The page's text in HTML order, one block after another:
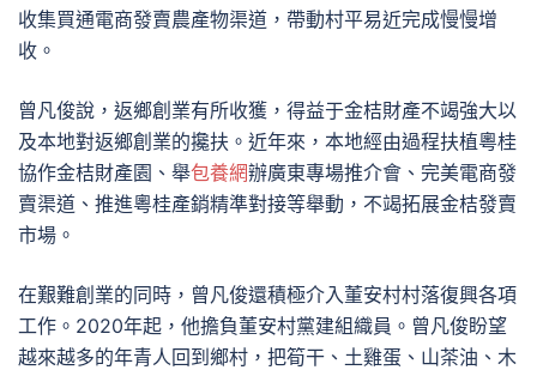
收集買通電商發賣農產物渠道，帶動村平易近完成慢慢增
收。
曾凡俊說，返鄉創業有所收獲，得益于金桔財產不竭強大以
及本地對返鄉創業的攙扶。近年來，本地經由過程扶植粵桂
協作金桔財產園、舉包養網辦廣東專場推介會、完美電商發
賣渠道、推進粵桂產銷精準對接等舉動，不竭拓展金桔發賣
市場。
在艱難創業的同時，曾凡俊還積極介入董安村村落復興各項
工作。2020年起，他擔負董安村黨建組織員。曾凡俊盼望
越來越多的年青人回到鄉村，把筍干、土雞蛋、山茶油、木